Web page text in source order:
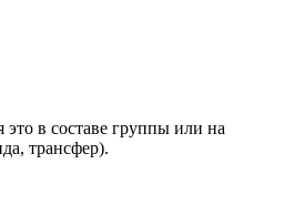
в составе группы или на
трансфер).